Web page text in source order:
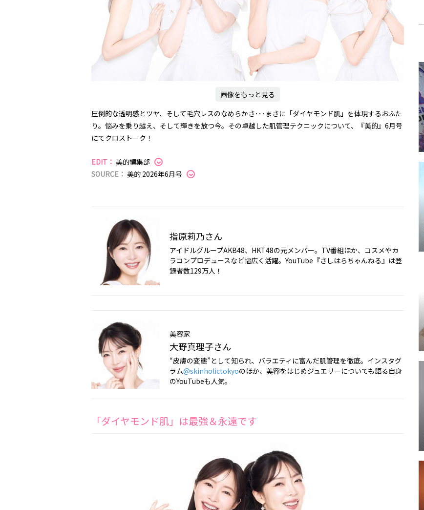
画像をもっと見る
圧倒的な透明感とツヤ、そして毛穴レスのなめらかさ･･･まさに「ダイヤモンド肌」を体現するおふた
り。悩みを乗り越え、そして輝きを放つ今。その卓越した肌管理テクニックについて、『美的』6月号
にてクロストーク！
EDIT： 美的編集部
SOURCE： 美的 2026年6月号
指原莉乃さん
アイドルグループAKB48、HKT48の元メンバー。TV番組ほか、コスメやカ
ラコンプロデュースなど幅広く活躍。YouTube『さしはらちゃんねる』は登
録者数129万人！
美容家
大野真理子さん
“皮膚の変態”として知られ、バラエティに富んだ肌管理を徹底。インスタグ
ラム@skinholictokyoのほか、美容をはじめジュエリーについても語る自身
のYouTubeも人気。
「ダイヤモンド肌」は最強＆永遠です